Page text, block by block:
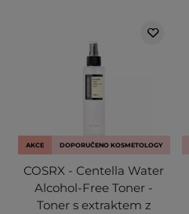
AKCE DOPORUČENO KOSMETOLOGY
COSRX - Centella Water
Alcohol-Free Toner -
Toner s extraktem z